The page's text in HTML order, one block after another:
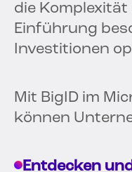
die Komplexität
Einführung
Investitionen
Mit BigID im
können
Entdecken